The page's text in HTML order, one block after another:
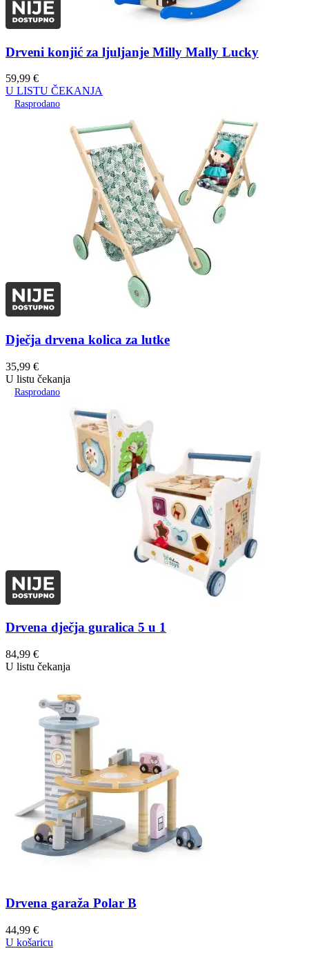
Drveni konjić za ljuljanje Milly Mally Lucky
59,99 €
U LISTU ČEKANJA
Rasprodano
Dječja drvena kolica za lutke
35,99 €
U listu čekanja
Rasprodano
Drvena dječja guralica 5 u 1
84,99 €
U listu čekanja
Drvena garaža Polar B
44,99 €
U košaricu